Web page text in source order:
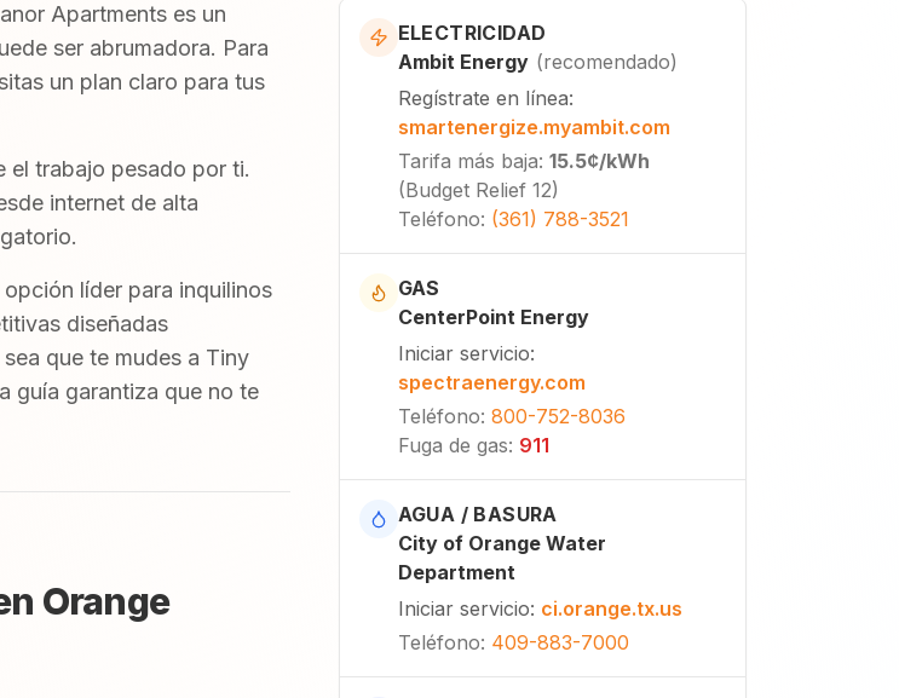
Apartments es un
ser abrumadora. Para
un plan claro para tus
el trabajo pesado por ti.
internet de alta
líder para inquilinos
diseñadas
que te mudes a Tiny
guía garantiza que no te
Orange
ELECTRICIDAD
Ambit Energy (recomendado)
Regístrate en línea:
smartenergize.myambit.com
Tarifa más baja: 15.5¢/kWh
(Budget Relief 12)
Teléfono: (361) 788-3521
GAS
CenterPoint Energy
Iniciar servicio:
spectraenergy.com
Teléfono: 800-752-8036
Fuga de gas: 911
AGUA / BASURA
City of Orange Water
Department
Iniciar servicio: ci.orange.tx.us
Teléfono: 409-883-7000